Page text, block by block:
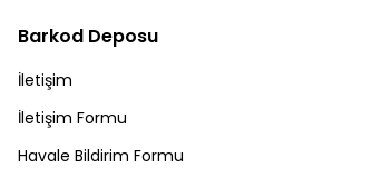
Barkod Deposu
İletişim
İletişim Formu
Havale Bildirim Formu